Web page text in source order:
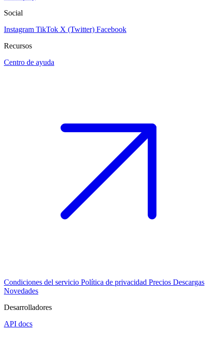
Social
Instagram TikTok X (Twitter) Facebook
Recursos
Centro de ayuda
Condiciones del servicio Política de privacidad Precios Descargas
Novedades
Desarrolladores
API docs